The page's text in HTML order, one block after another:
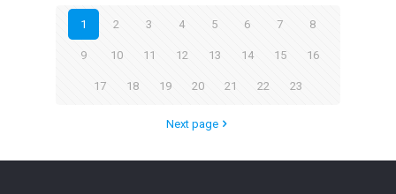
1 2 3 4 5 6 7 8
9 10 11 12 13 14 15 16
17 18 19 20 21 22 23
Next page